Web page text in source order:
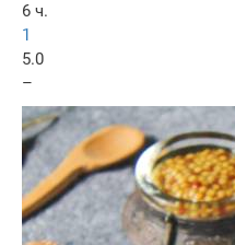
6 ч.
1
5.0
–